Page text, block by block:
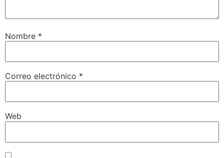
Nombre *
Correo electrónico *
Web